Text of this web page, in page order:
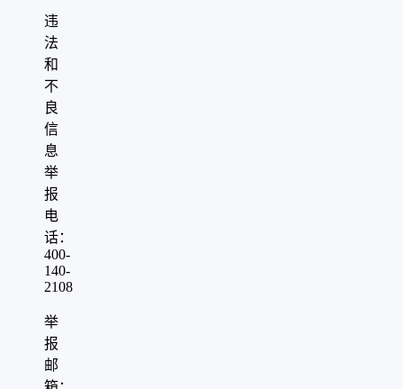
违
法
和
不
良
信
息
举
报
电
话：
400-
140-
2108
举
报
邮